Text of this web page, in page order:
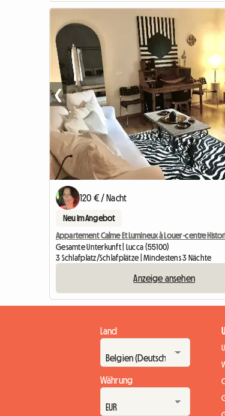
❮
120 € / Nacht
Neu im Angebot
Appartement Calme Et Lumineux à Louer -centre
Gesamte Unterkunft | Lucca (55100)
3 Schlafplatz/Schlafplätze | Mindestens 3 Nächte
Anzeige ansehen
Land
Währung